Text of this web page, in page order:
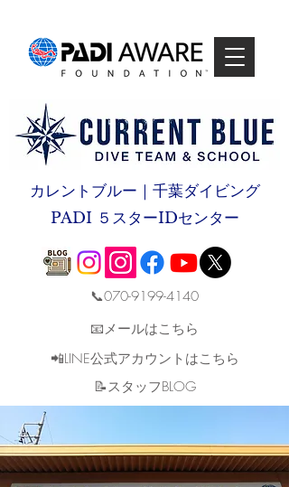
カレントブルー｜千葉ダイビング
PADI ５スターIDセンター
📞070-9199-4140
📧メールはこちら
📲LINE公式アカウントはこちら
​📝スタッフBLOG